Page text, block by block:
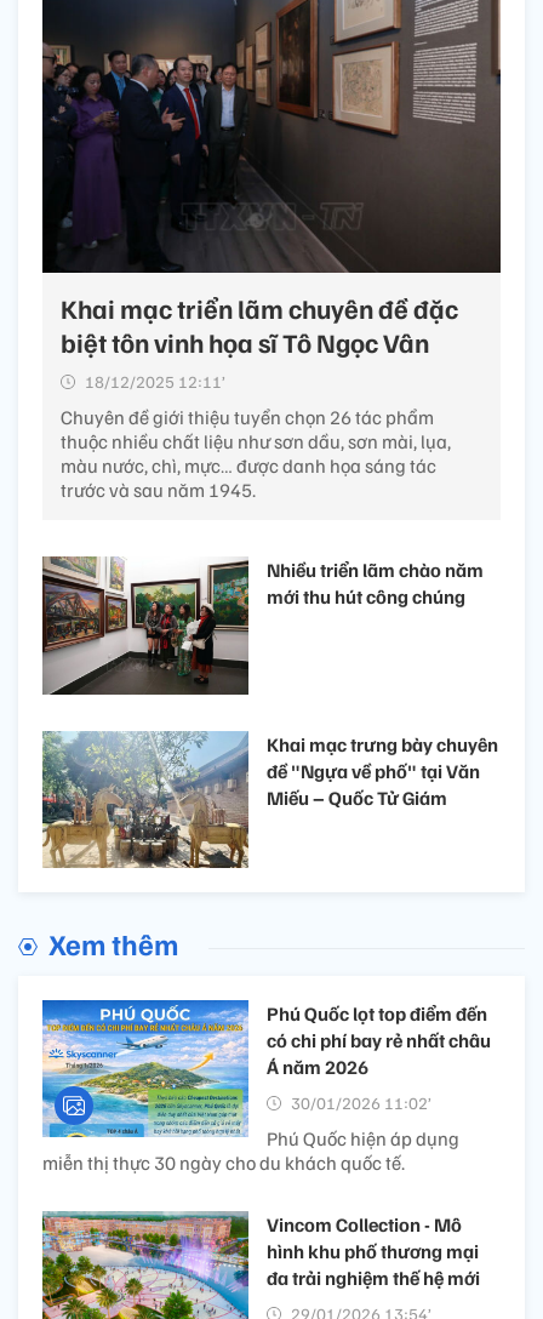
Khai mạc triển lãm chuyên đề đặc
biệt tôn vinh họa sĩ Tô Ngọc Vân
18/12/2025 12:11’
Chuyên đề giới thiệu tuyển chọn 26 tác phẩm
thuộc nhiều chất liệu như sơn dầu, sơn mài, lụa,
màu nước, chì, mực… được danh họa sáng tác
trước và sau năm 1945.
Nhiều triển lãm chào năm
mới thu hút công chúng
Khai mạc trưng bày chuyên
đề "Ngựa về phố" tại Văn
Miếu – Quốc Tử Giám
Xem thêm
Phú Quốc lọt top điểm đến
có chi phí bay rẻ nhất châu
Á năm 2026
30/01/2026 11:02’
Phú Quốc hiện áp dụng
miễn thị thực 30 ngày cho du khách quốc tế.
Vincom Collection - Mô
hình khu phố thương mại
đa trải nghiệm thế hệ mới
29/01/2026 13:54’